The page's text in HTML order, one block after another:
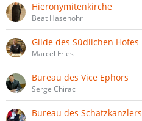
Hieronymitenkirche
Beat Hasenohr
Gilde des Südlichen Hofes
Marcel Fries
Bureau des Vice Ephors
Serge Chirac
Bureau des Schatzkanzlers